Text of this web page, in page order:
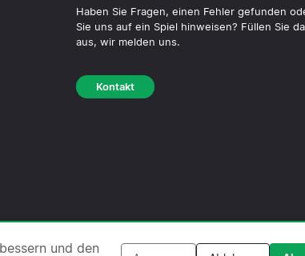
Haben Sie Fragen, einen Fehler gefunden
Sie uns auf ein Spiel hinweisen? Füllen Sie
aus, wir melden uns.
Kontakt
·Cookie-Richtlinie·Redaktionelle
und den